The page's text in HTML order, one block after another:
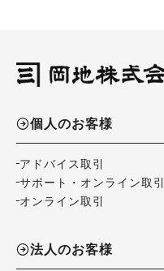
個人のお客様
アドバイス取引
サポート・オンライン取引
オンライン取引
法人のお客様